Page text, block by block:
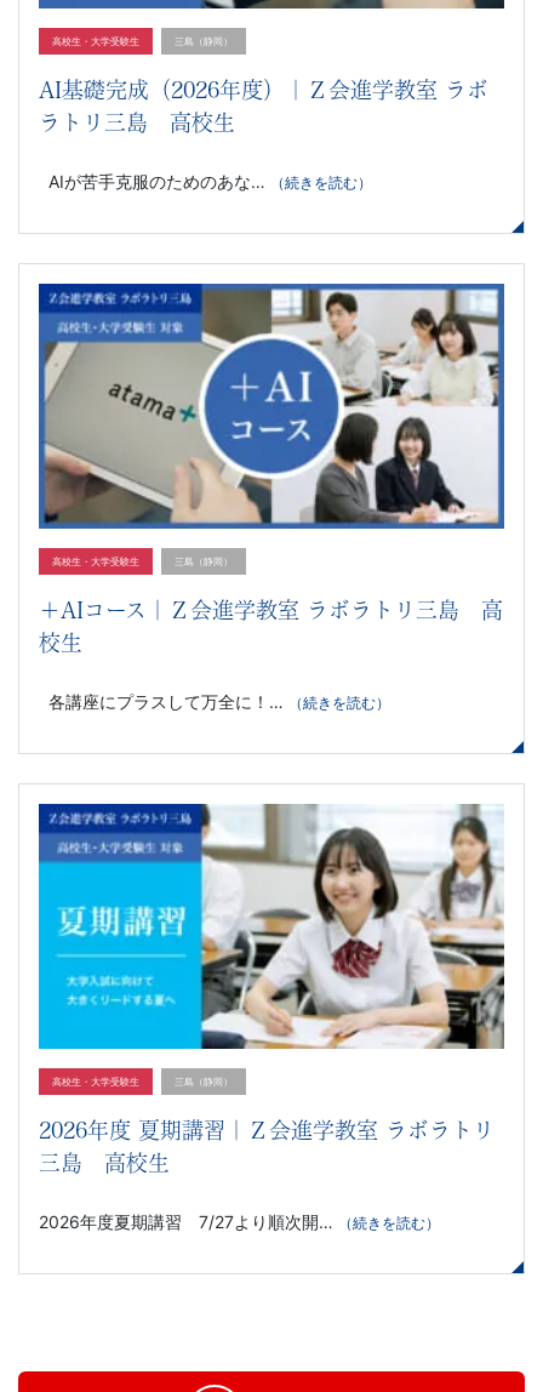
高校生・大学受験生 三島（静岡）
AI基礎完成（2026年度）｜Ｚ会進学教室 ラボ
ラトリ三島 高校生
AIが苦手克服のためのあな… （続きを読む）
高校生・大学受験生 三島（静岡）
＋AIコース｜Ｚ会進学教室 ラボラトリ三島 高
校生
各講座にプラスして万全に！… （続きを読む）
高校生・大学受験生 三島（静岡）
2026年度 夏期講習｜Ｚ会進学教室 ラボラトリ
三島 高校生
2026年度夏期講習 7/27より順次開… （続きを読む）